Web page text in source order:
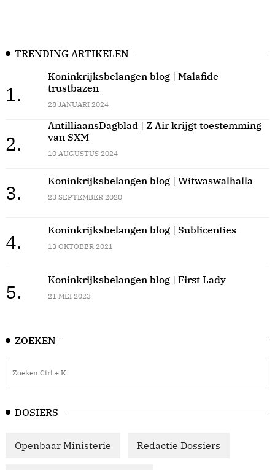
TRENDING ARTIKELEN
1.
Koninkrijksbelangen blog | Malafide
trustbazen
28 JANUARI 2024
2.
AntilliaansDagblad | Z Air krijgt toestemming
van SXM
10 AUGUSTUS 2024
3.
Koninkrijksbelangen blog | Witwaswalhalla
23 SEPTEMBER 2020
4.
Koninkrijksbelangen blog | Sublicenties
13 OKTOBER 2021
5.
Koninkrijksbelangen blog | First Lady
21 MEI 2023
ZOEKEN
DOSIERS
Openbaar Ministerie Redactie Dossiers